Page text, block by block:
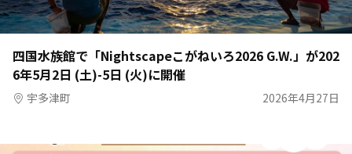
四国水族館で「Nightscapeこがねいろ2026 G.W.」が202
6年5月2日 (土)-5日 (火)に開催
宇多津町 2026年4月27日